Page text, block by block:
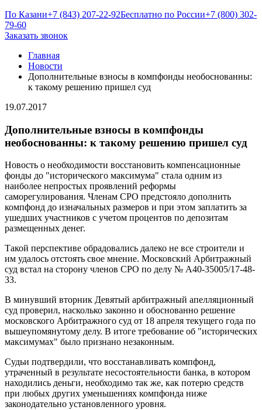
По Казани+7 (843) 207-22-92Бесплатно по России+7 (800) 302-
79-60
Заказать звонок
Главная
Новости
Дополнительные взносы в компфонды необоснованны:
к такому решению пришел суд
19.07.2017
Дополнительные взносы в компфонды
необоснованны: к такому решению пришел суд
Новость о необходимости восстановить компенсационные
фонды до "исторического максимума" стала одним из
наиболее непростых проявлений реформы
саморегулирования. Членам СРО предстояло дополнить
компфонд до изначальных размеров и при этом заплатить за
ушедших участников с учетом процентов по депозитам
размещенных денег.
Такой перспективе обрадовались далеко не все строители и
им удалось отстоять свое мнение. Московский Арбитражный
суд встал на сторону членов СРО по делу № А40-35005/17-48-
33.
В минувший вторник Девятый арбитражный апелляционный
суд проверил, насколько законно и обоснованно решение
московского Арбитражного суд от 18 апреля текущего года по
вышеупомянутому делу. В итоге требование об "исторических
максимумах" было признано незаконным.
Судьи подтвердили, что восстанавливать компфонд,
утраченный в результате несостоятельности банка, в котором
находились деньги, необходимо так же, как потерю средств
при любых других уменьшениях компфонда ниже
законодательно установленного уровня.